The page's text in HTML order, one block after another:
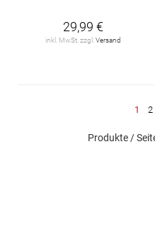
29,99 €
inkl. MwSt. zzgl. Versand
Du
1 2
Produkte /